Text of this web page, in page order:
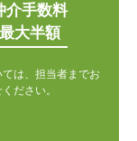
介手数料
最大半額
は、担当者までお
ださい。